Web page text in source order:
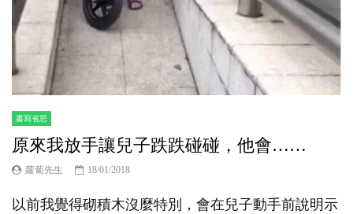
書寫省思
原來我放手讓兒子跌跌碰碰，他會……
蘿蔔先生 18/01/2018
以前我覺得砌積木沒麼特別，會在兒子動手前說明示